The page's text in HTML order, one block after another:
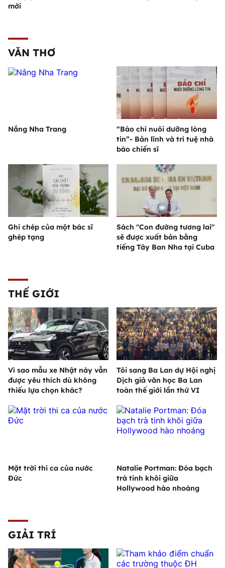
mới
VĂN THƠ
Nắng Nha Trang
“Báo chí nuôi dưỡng lòng
tin”- Bản lĩnh và trí tuệ nhà
báo chiến sĩ
Ghi chép của một bác sĩ
ghép tạng
Sách "Con đường tương lai"
sẽ được xuất bản bằng
tiếng Tây Ban Nha tại Cuba
THẾ GIỚI
Vì sao mẫu xe Nhật này vẫn
được yêu thích dù không
thiếu lựa chọn khác?
Tôi sang Ba Lan dự Hội nghị
Dịch giả văn học Ba Lan
toàn thế giới lần thứ VI
Mặt trời thi ca của nước
Đức
Natalie Portman: Đóa bạch
trà tinh khôi giữa
Hollywood hào nhoáng
GIẢI TRÍ